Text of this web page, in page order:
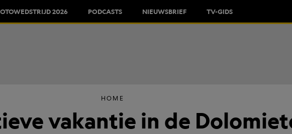
2026 PODCASTS NIEUWSBRIEF TV-GIDS
HOME
vakantie in de